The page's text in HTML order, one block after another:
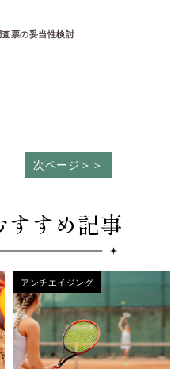
票の妥当性検討
次ページ＞＞
すすめ記事
アンチエイジング